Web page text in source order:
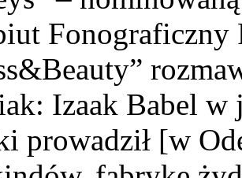
Izaak Babel w
prowadził [w